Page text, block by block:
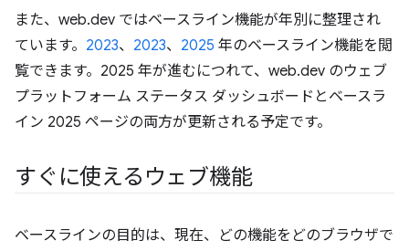
また、web.dev ではベースライン機能が年別に整理され
ています。 2023、 2023、 2025 年のベースライン機能を閲
覧できます。2025 年が進むにつれて、web.dev のウェブ
プラットフォーム ステータス ダッシュボードとベースラ
イン 2025 ページの両方が更新される予定です。
すぐに使えるウェブ機能
ベースラインの目的は、現在、どの機能をどのブラウザで